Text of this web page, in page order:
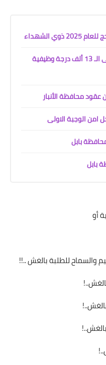
الشهداء
أسماء الفائزين المتقدمين على الـ 13 ألف درجة وظيفية
محافظة الأنبار
امن الوجبة الاولى
بابل
بابل
أو
والسماح للطلبة بالغش ..!!